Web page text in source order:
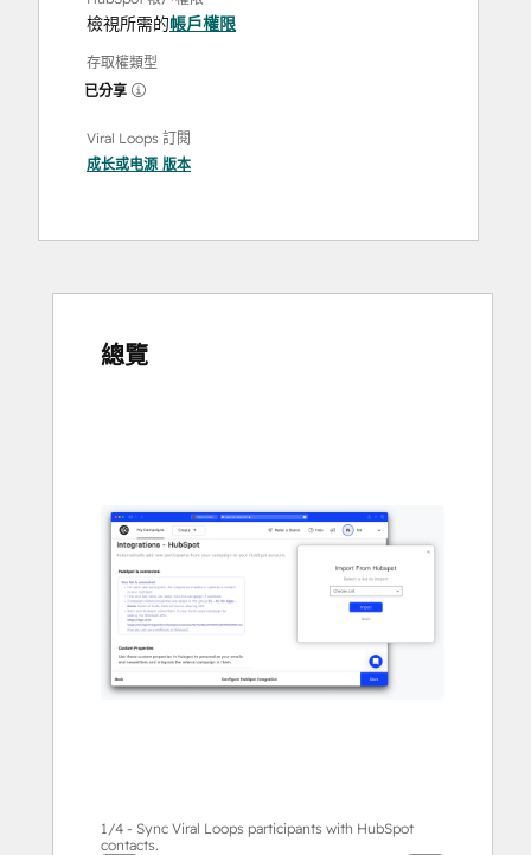
檢視所需的帳戶權限
存取權類型
已分享
Viral Loops 訂閱
成长或电源 版本
總覽
鍵
目
1/4 - Sync Viral Loops participants with HubSpot
contacts.